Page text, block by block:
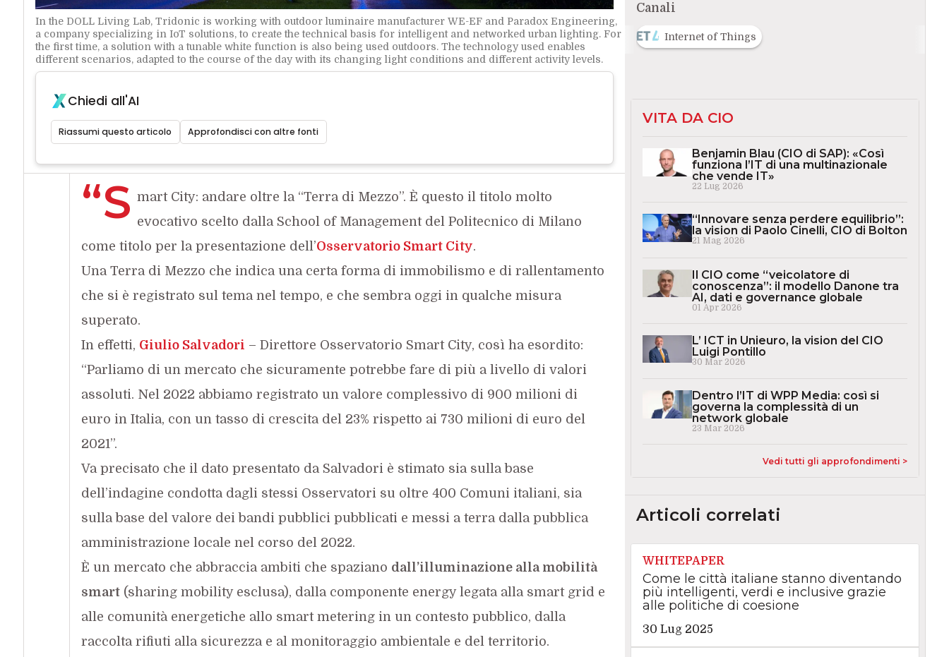
In the DOLL Living Lab, Tridonic is working with outdoor luminaire manufacturer WE-EF and Paradox Engineering,
a company specializing in IoT solutions, to create the technical basis for intelligent and networked urban lighting. For
the first time, a solution with a tunable white function is also being used outdoors. The technology used enables
different scenarios, adapted to the course of the day with its changing light conditions and different activity levels.
Chiedi all'AI
Riassumi questo articolo Approfondisci con altre fonti
“S mart City: andare oltre la “Terra di Mezzo”. È questo il titolo molto
evocativo scelto dalla School of Management del Politecnico di Milano
come titolo per la presentazione dell’Osservatorio Smart City.
Una Terra di Mezzo che indica una certa forma di immobilismo e di rallentamento
che si è registrato sul tema nel tempo, e che sembra oggi in qualche misura
superato.
In effetti, Giulio Salvadori – Direttore Osservatorio Smart City, così ha esordito:
“Parliamo di un mercato che sicuramente potrebbe fare di più a livello di valori
assoluti. Nel 2022 abbiamo registrato un valore complessivo di 900 milioni di
euro in Italia, con un tasso di crescita del 23% rispetto ai 730 milioni di euro del
2021”.
Va precisato che il dato presentato da Salvadori è stimato sia sulla base
dell’indagine condotta dagli stessi Osservatori su oltre 400 Comuni italiani, sia
sulla base del valore dei bandi pubblici pubblicati e messi a terra dalla pubblica
amministrazione locale nel corso del 2022.
È un mercato che abbraccia ambiti che spaziano dall’illuminazione alla mobilità
smart(sharing mobility esclusa), dalla componente energy legata alla smart grid e
alle comunità energetiche allo smart metering in un contesto pubblico, dalla
raccolta rifiuti alla sicurezza e al monitoraggio ambientale e del territorio.
Canali
Internet of Things
VITA DA CIO
Benjamin Blau (CIO di SAP): «Così
funziona l’IT di una multinazionale
che vende IT»
22 Lug 2026
“Innovare senza perdere equilibrio”:
la vision di Paolo Cinelli, CIO di Bolton
21 Mag 2026
Il CIO come “veicolatore di
conoscenza”: il modello Danone tra
AI, dati e governance globale
01 Apr 2026
L’ ICT in Unieuro, la vision del CIO
Luigi Pontillo
30 Mar 2026
Dentro l’IT di WPP Media: così si
governa la complessità di un
network globale
23 Mar 2026
Vedi tutti gli approfondimenti >
Articoli correlati
WHITEPAPER
Come le città italiane stanno diventando
più intelligenti, verdi e inclusive grazie
alle politiche di coesione
30 Lug 2025